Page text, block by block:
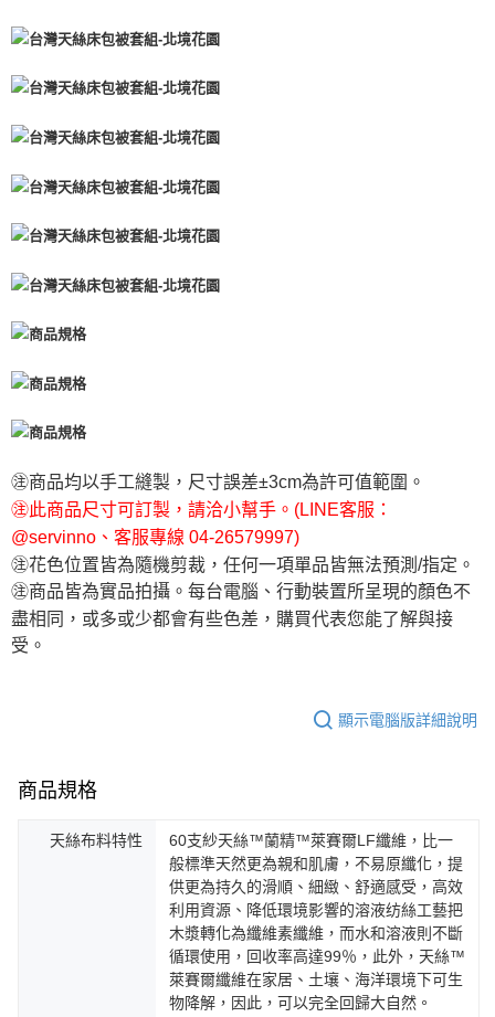
㊟商品均以手工縫製，尺寸誤差±3cm為許可值範圍。
㊟此商品尺寸可訂製，請洽小幫手。(LINE客服：
@servinno、客服專線 04-26579997)
㊟花色位置皆為隨機剪裁，任何一項單品皆無法預測/指定。
㊟商品皆為實品拍攝。每台電腦、行動裝置所呈現的顏色不
盡相同，或多或少都會有些色差，購買代表您能了解與接
受。
顯示電腦版詳細說明
商品規格
天絲布料特性
60支紗天絲™蘭精™萊賽爾LF纖維，比一
般標準天然更為親和肌膚，不易原纖化，提
供更為持久的滑順、細緻、舒適感受，高效
利用資源、降低環境影響的溶液纺絲工藝把
木漿轉化為纖維素纖維，而水和溶液則不斷
循環使用，回收率高達99％，此外，天絲™
萊賽爾纖維在家居、土壤、海洋環境下可生
物降解，因此，可以完全回歸大自然。